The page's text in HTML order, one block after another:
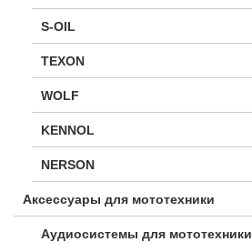
S-OIL
TEXON
WOLF
KENNOL
NERSON
Аксессуары для мототехники
Аудиосистемы для мототехники